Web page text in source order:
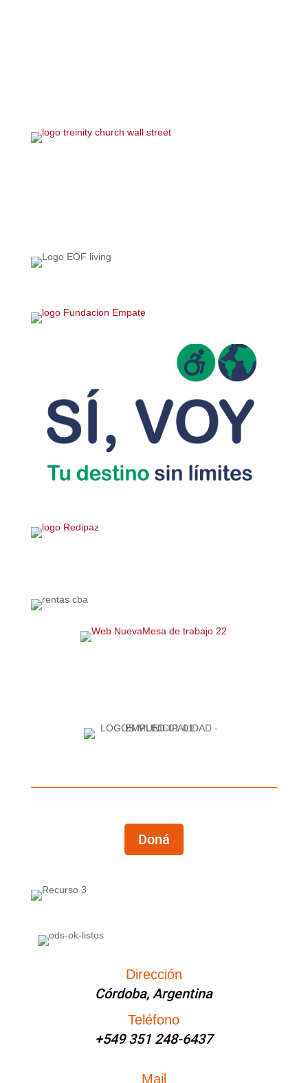
Doná
Dirección
Córdoba, Argentina
Teléfono
+549 351 248-6437
Mail